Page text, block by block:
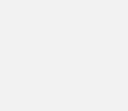
Regalati 365